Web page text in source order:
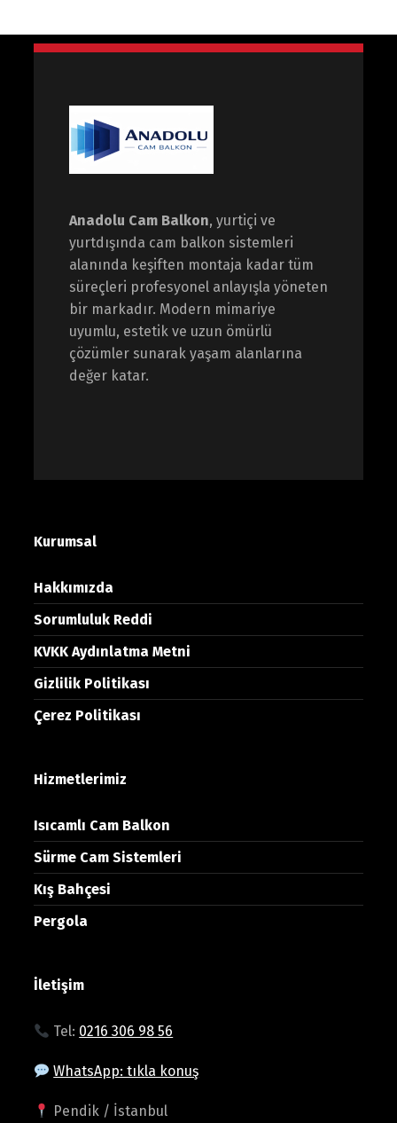
Anadolu Cam Balkon, yurtiçi ve
yurtdışında cam balkon sistemleri
alanında keşiften montaja kadar tüm
süreçleri profesyonel anlayışla yöneten
bir markadır. Modern mimariye
uyumlu, estetik ve uzun ömürlü
çözümler sunarak yaşam alanlarına
değer katar.
Kurumsal
Hakkımızda
Sorumluluk Reddi
KVKK Aydınlatma Metni
Gizlilik Politikası
Çerez Politikası
Hizmetlerimiz
Isıcamlı Cam Balkon
Sürme Cam Sistemleri
Kış Bahçesi
Pergola
İletişim
Tel: 0216 306 98 56
WhatsApp: tıkla konuş
Pendik / İstanbul